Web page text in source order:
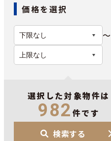
価格を選択
〜
選択した対象物件は
982 件です
検索する